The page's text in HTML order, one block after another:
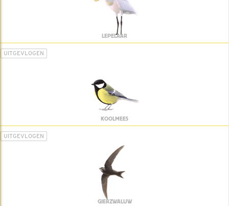
LEPELAAR
UITGEVLOGEN
KOOLMEES
UITGEVLOGEN
GIERZWALUW